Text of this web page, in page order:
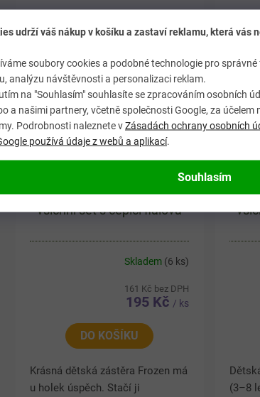
udrží váš nákup v košíku a zastaví reklamu, která vás
soubory cookies a podobné technologie pro
analýzu návštěvnosti a personalizaci reklam.
na "Souhlasím" souhlasíte se zpracováním osobních
a našimi partnery, včetně společnosti Google, za účelem
Podrobnosti naleznete vZásadách ochrany osobních
používá údaje z webů a aplikací.
Souhlasím
nepustí z ruky. Plastový kelímek
s motivem oblíbených postav
pitný
Dětská zástěra FROZEN
všichni set s čepicí fialová
Skladem (6 ks)
161 Kč bez DPH
195 Kč / ks
DO KOŠÍKU
Krásná dětská zástěra Frozen má
u holek úspěch. Stačí ji
(3–8